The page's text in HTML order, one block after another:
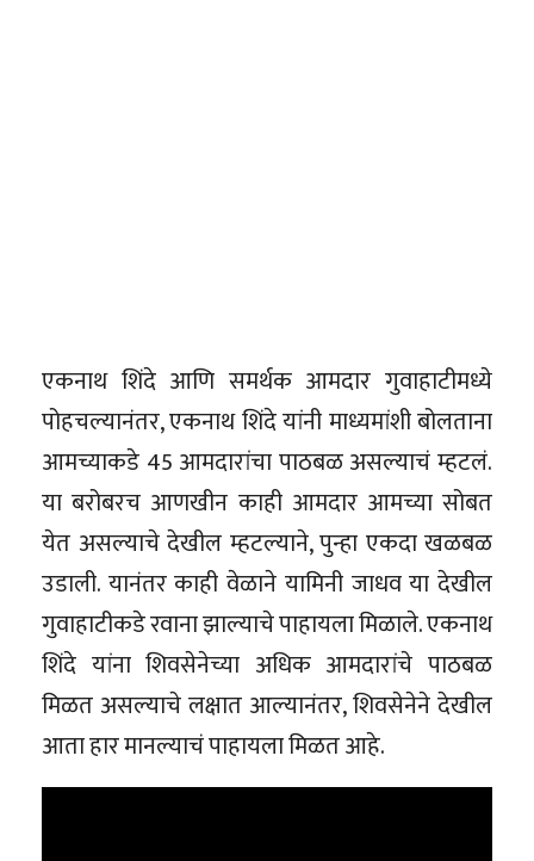
एकनाथ शिंदे आणि समर्थक आमदार गुवाहाटीमध्ये
पोहचल्यानंतर, एकनाथ शिंदे यांनी माध्यमांशी बोलताना
आमच्याकडे 45 आमदारांचा पाठबळ असल्याचं म्हटलं.
या बरोबरच आणखीन काही आमदार आमच्या सोबत
येत असल्याचे देखील म्हटल्याने, पुन्हा एकदा खळबळ
उडाली. यानंतर काही वेळाने यामिनी जाधव या देखील
गुवाहाटीकडे रवाना झाल्याचे पाहायला मिळाले. एकनाथ
शिंदे यांना शिवसेनेच्या अधिक आमदारांचे पाठबळ
मिळत असल्याचे लक्षात आल्यानंतर, शिवसेनेने देखील
आता हार मानल्याचं पाहायला मिळत आहे.